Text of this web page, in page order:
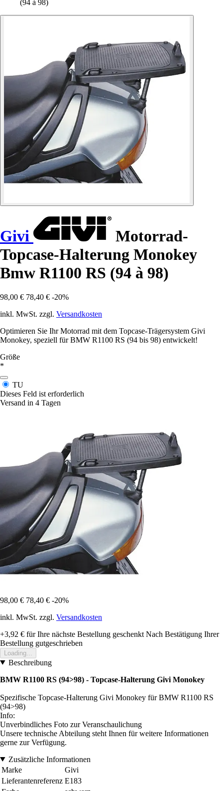
(94 à 98)
Givi
Motorrad-
Topcase-Halterung Monokey
Bmw R1100 RS (94 à 98)
98,00 € 78,40 € -20%
inkl. MwSt. zzgl. Versandkosten
Optimieren Sie Ihr Motorrad mit dem Topcase-Trägersystem Givi
Monokey, speziell für BMW R1100 RS (94 bis 98) entwickelt!
Größe
*
TU
Dieses Feld ist erforderlich
Versand in 4 Tagen
98,00 € 78,40 € -20%
inkl. MwSt. zzgl. Versandkosten
+3,92 € für Ihre nächste Bestellung geschenkt Nach Bestätigung Ihrer
Bestellung gutgeschrieben
Loading...
Beschreibung
BMW R1100 RS (94>98) - Topcase-Halterung Givi Monokey
Spezifische Topcase-Halterung Givi Monokey für BMW R1100 RS
(94>98)
Info:
Unverbindliches Foto zur Veranschaulichung
Unsere technische Abteilung steht Ihnen für weitere Informationen
gerne zur Verfügung.
Zusätzliche Informationen
Marke
Givi
Lieferantenreferenz E183